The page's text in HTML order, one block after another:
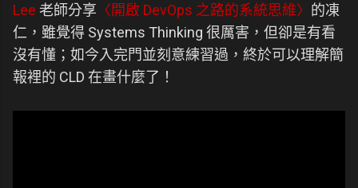
Lee 老師分享 〈開啟 DevOps 之路的系統思維〉 的凍
仁，雖覺得 Systems Thinking 很厲害，但卻是有看
沒有懂；如今入完門並刻意練習過，終於可以理解簡
報裡的 CLD 在畫什麼了！